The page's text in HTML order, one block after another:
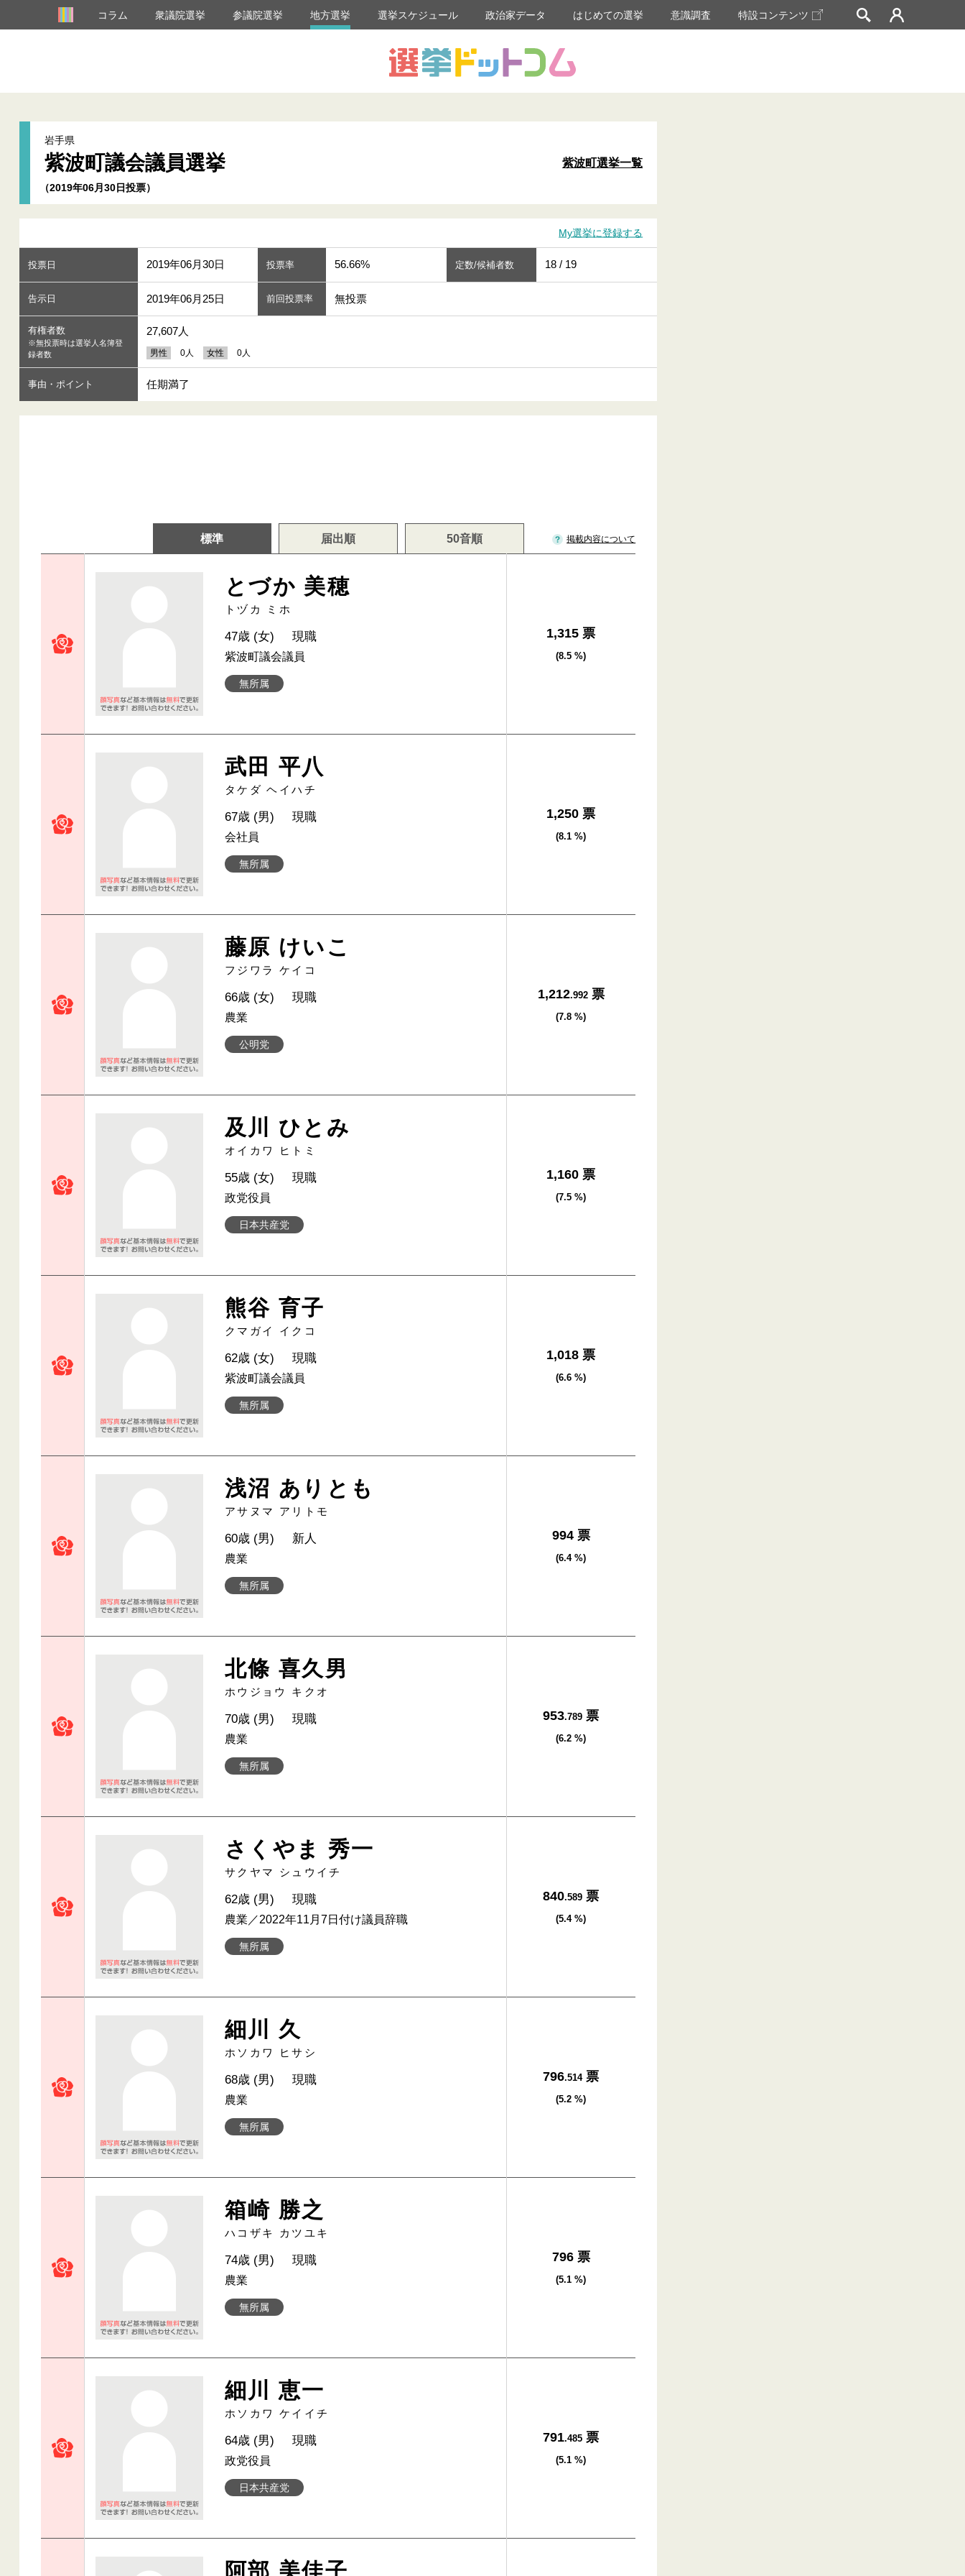
コラム 衆議院選挙 参議院選挙 地方選挙 選挙スケジュール 政治家データ はじめての選挙 意識調査 特設コンテンツ
岩手県
紫波町議会議員選挙
（2019年06月30日投票）
紫波町選挙一覧
My選挙に登録する
投票日 2019年06月30日 投票率 56.66% 定数/候補者数 18 / 19
告示日 2019年06月25日 前回投票率 無投票
有権者数
※無投票時は選挙人名簿登
録者数
27,607人
男性 0人 女性 0人
事由・ポイント 任期満了
標準 届出順 50音順 掲載内容について
とづか 美穂
トヅカ ミホ
無所属
47歳 (女) 現職
紫波町議会議員
1,315 票
(8.5 %)
武田 平八
タケダ ヘイハチ
無所属
67歳 (男) 現職
会社員
1,250 票
(8.1 %)
藤原 けいこ
フジワラ ケイコ
公明党
66歳 (女) 現職
農業
1,212.992票
(7.8 %)
及川 ひとみ
オイカワ ヒトミ
日本共産党
55歳 (女) 現職
政党役員
1,160 票
(7.5 %)
熊谷 育子
クマガイ イクコ
無所属
62歳 (女) 現職
紫波町議会議員
1,018 票
(6.6 %)
浅沼 ありとも
アサヌマ アリトモ
無所属
60歳 (男) 新人
農業
994 票
(6.4 %)
北條 喜久男
ホウジョウ キクオ
無所属
70歳 (男) 現職
農業
953.789 票
(6.2 %)
さくやま 秀一
サクヤマ シュウイチ
無所属
62歳 (男) 現職
農業／2022年11月7日付け議員辞職
840.589 票
(5.4 %)
細川 久
ホソカワ ヒサシ
無所属
68歳 (男) 現職
農業
796.514票
(5.2 %)
箱崎 勝之
ハコザキ カツユキ
無所属
74歳 (男) 現職
農業
796 票
(5.1 %)
細川 恵一
ホソカワ ケイイチ
日本共産党
64歳 (男) 現職
政党役員
791.485 票
(5.1 %)
阿部 美佳子